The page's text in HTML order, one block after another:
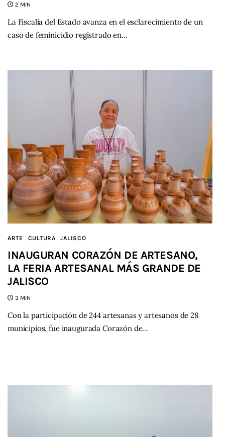
2 MIN
La Fiscalía del Estado avanza en el esclarecimiento de un
caso de feminicidio registrado en…
ARTE CULTURA JALISCO
INAUGURAN CORAZÓN DE ARTESANO,
LA FERIA ARTESANAL MÁS GRANDE DE
JALISCO
3 MIN
Con la participación de 244 artesanas y artesanos de 28
municipios, fue inaugurada Corazón de…